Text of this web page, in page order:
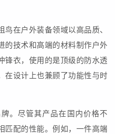
在户外装备领域以高品质、
的技术和高端的材料制作户外
锋衣，使用的是顶级的防水透
在设计上也兼顾了功能性与时
。尽管其产品在国内价格不
匹配的性能。例如，一件高端